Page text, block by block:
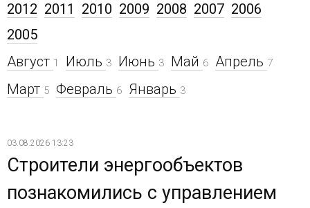
Август 1 Июль 3 Июнь 3 Май 6 Апрель 7
Март 5 Февраль 6 Январь 3
2012 2011 2010 2009 2008 2007 2006
2005
03.08.2026 13:23
Строители энергообъектов
познакомились с управлением